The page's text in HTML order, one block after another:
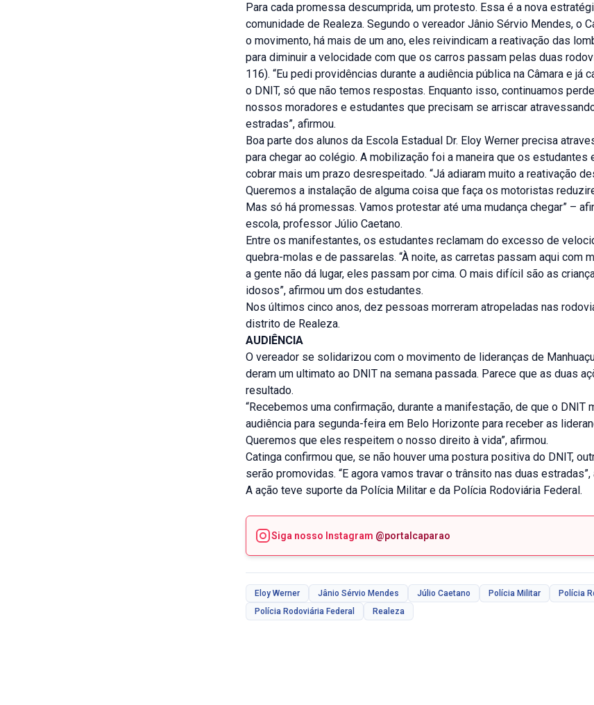
Para cada promessa descumprida, um protesto. Essa é a nova
comunidade de Realeza. Segundo o vereador Jânio Sérvio Mendes, o
o movimento, há mais de um ano, eles reivindicam a reativação das
para diminuir a velocidade com que os carros passam pelas duas
116). “Eu pedi providências durante a audiência pública na Câmara e já
o DNIT, só que não temos respostas. Enquanto isso, continuamos
nossos moradores e estudantes que precisam se arriscar
estradas”, afirmou.
Boa parte dos alunos da Escola Estadual Dr. Eloy Werner precisa
para chegar ao colégio. A mobilização foi a maneira que os estudantes
cobrar mais um prazo desrespeitado. “Já adiaram muito a reativação
Queremos a instalação de alguma coisa que faça os motoristas
Mas só há promessas. Vamos protestar até uma mudança chegar” –
escola, professor Júlio Caetano.
Entre os manifestantes, os estudantes reclamam do excesso de
quebra-molas e de passarelas. “À noite, as carretas passam aqui com
a gente não dá lugar, eles passam por cima. O mais difícil são as
idosos”, afirmou um dos estudantes.
Nos últimos cinco anos, dez pessoas morreram atropeladas nas
distrito de Realeza.
AUDIÊNCIA
O vereador se solidarizou com o movimento de lideranças de
deram um ultimato ao DNIT na semana passada. Parece que as duas
resultado.
“Recebemos uma confirmação, durante a manifestação, de que o DNIT
audiência para segunda-feira em Belo Horizonte para receber as
Queremos que eles respeitem o nosso direito à vida”, afirmou.
Catinga confirmou que, se não houver uma postura positiva do DNIT,
serão promovidas. “E agora vamos travar o trânsito nas duas estradas”,
A ação teve suporte da Polícia Militar e da Polícia Rodoviária Federal.
Siga nosso Instagram @portalcaparao
Eloy Werner Jânio Sérvio Mendes Júlio Caetano Polícia Militar
Polícia
Polícia Rodoviária Federal
Realeza